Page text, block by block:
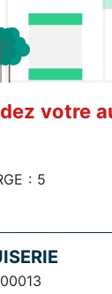
votre
: 5